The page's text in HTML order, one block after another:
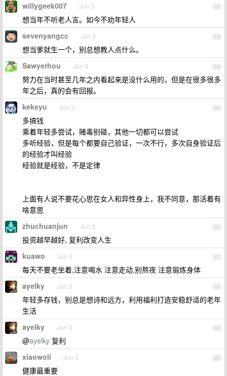
12
willygeek007 Jun 3
想当年不听老人言。如今不劝年轻人
13
sevenyangcc Jun 3
想当爹就生一个，别总想教人点什么。
14
Sawyerhou Jun 3
努力在当时甚至几年之内看起来是没什么用的，但是在很多很多
年之后，真的会有回报。
15
kekeyu Jun 3
多搞钱
乘着年轻多尝试，赌毒别碰，其他一切都可以尝试
多听经验，但是每个都要自己验证，一次不行，多次自身验证后
的经验才叫经验
经验就是经验，不是定律
上面有人说不要花心思在女人和异性身上，我不同意，那活着有
啥意思
16
zhuchuanjun Jun 3
投资越早越好, 复利改变人生
17
kuawo Jun 3
每天不要老坐着,注意喝水 注意走动,别熬夜 注意锻炼身体
18
ayelky Jun 3
年轻多存钱，别总是想诗和远方，利用福利打造安稳舒适的老年
生活
19
ayelky Jun 3
@ayelky 复利
20
xiaowoli Jun 3
健康最重要